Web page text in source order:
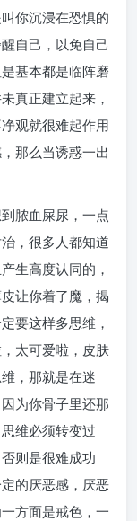
你沉浸在恐惧的
自己，以免自己
基本都是临阵磨
真正建立起来，
观就很难起作用
那么当诱惑一出
脓血屎尿，一点
，很多人都知道
生高度认同的，
让你着了魔，揭
要这样多思维，
太可爱啦，皮肤
，那就是在迷
为你骨子里还那
维必须转变过
则是很难成功
的厌恶感，厌恶
方面是戒色，一